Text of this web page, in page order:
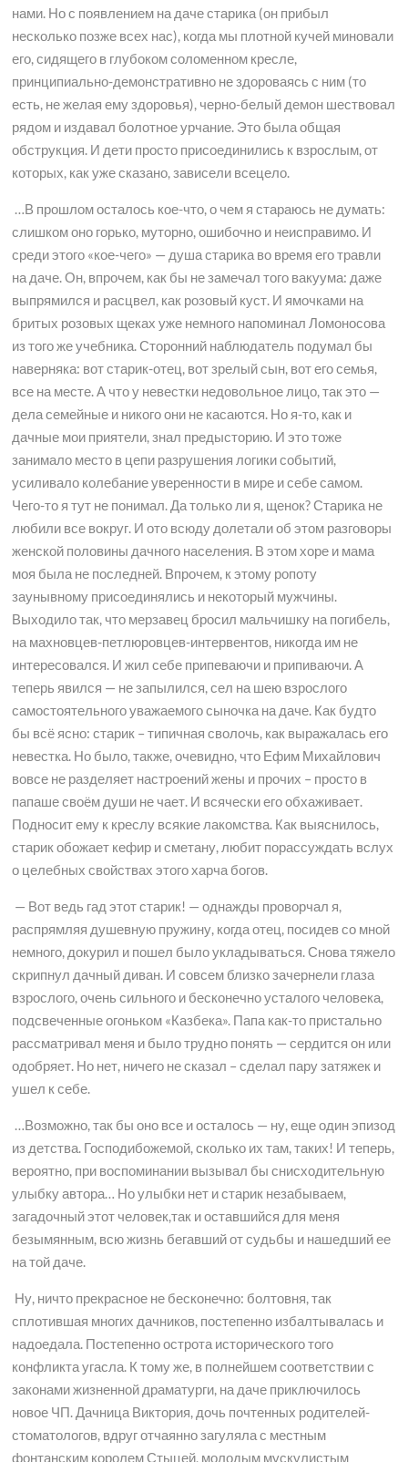
нами. Но с появлением на даче старика (он прибыл
несколько позже всех нас), когда мы плотной кучей миновали
его, сидящего в глубоком соломенном кресле,
принципиально-демонстративно не здороваясь с ним (то
есть, не желая ему здоровья), черно-белый демон шествовал
рядом и издавал болотное урчание. Это была общая
обструкция. И дети просто присоединились к взрослым, от
которых, как уже сказано, зависели всецело.
…В прошлом осталось кое-что, о чем я стараюсь не думать:
слишком оно горько, муторно, ошибочно и неисправимо. И
среди этого «кое-чего» — душа старика во время его травли
на даче. Он, впрочем, как бы не замечал того вакуума: даже
выпрямился и расцвел, как розовый куст. И ямочками на
бритых розовых щеках уже немного напоминал Ломоносова
из того же учебника. Сторонний наблюдатель подумал бы
наверняка: вот старик-отец, вот зрелый сын, вот его семья,
все на месте. А что у невестки недовольное лицо, так это —
дела семейные и никого они не касаются. Но я-то, как и
дачные мои приятели, знал предысторию. И это тоже
занимало место в цепи разрушения логики событий,
усиливало колебание уверенности в мире и себе самом.
Чего-то я тут не понимал. Да только ли я, щенок? Старика не
любили все вокруг. И ото всюду долетали об этом разговоры
женской половины дачного населения. В этом хоре и мама
моя была не последней. Впрочем, к этому ропоту
заунывному присоединялись и некоторый мужчины.
Выходило так, что мерзавец бросил мальчишку на погибель,
на махновцев-петлюровцев-интервентов, никогда им не
интересовался. И жил себе припеваючи и припиваючи. А
теперь явился — не запылился, сел на шею взрослого
самостоятельного уважаемого сыночка на даче. Как будто
бы всё ясно: старик – типичная сволочь, как выражалась его
невестка. Но было, также, очевидно, что Ефим Михайлович
вовсе не разделяет настроений жены и прочих – просто в
папаше своём души не чает. И всячески его обхаживает.
Подносит ему к креслу всякие лакомства. Как выяснилось,
старик обожает кефир и сметану, любит порассуждать вслух
о целебных свойствах этого харча богов.
— Вот ведь гад этот старик! — однажды проворчал я,
распрямляя душевную пружину, когда отец, посидев со мной
немного, докурил и пошел было укладываться. Снова тяжело
скрипнул дачный диван. И совсем близко зачернели глаза
взрослого, очень сильного и бесконечно усталого человека,
подсвеченные огоньком «Казбека». Папа как-то пристально
рассматривал меня и было трудно понять — сердится он или
одобряет. Но нет, ничего не сказал – сделал пару затяжек и
ушел к себе.
…Возможно, так бы оно все и осталось — ну, еще один эпизод
из детства. Господибожемой, сколько их там, таких! И теперь,
вероятно, при воспоминании вызывал бы снисходительную
улыбку автора… Но улыбки нет и старик незабываем,
загадочный этот человек,так и оставшийся для меня
безымянным, всю жизнь бегавший от судьбы и нашедший ее
на той даче.
Ну, ничто прекрасное не бесконечно: болтовня, так
сплотившая многих дачников, постепенно избалтывалась и
надоедала. Постепенно острота исторического того
конфликта угасла. К тому же, в полнейшем соответствии с
законами жизненной драматурги, на даче приключилось
новое ЧП. Дачница Виктория, дочь почтенных родителей-
стоматологов, вдруг отчаянно загуляла с местным
фонтанским королем Стыцей, молодым мускулистым